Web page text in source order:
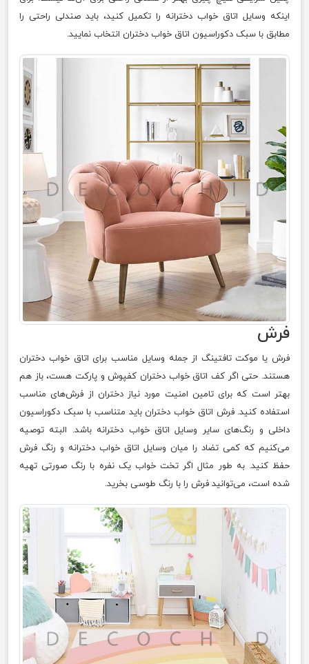
اینکه وسایل اتاق خواب دخترانه را تکمیل کنید، باید صندلی راحتی را
مطابق با سبک دکوراسیون اتاق خواب دختران انتخاب نمایید.
فرش
فرش یا موکت تافتینگ از جمله وسایل مناسب برای اتاق خواب دختران
هستند. حتی اگر کف اتاق خواب دختران کفپوش و پارکت هست، باز هم
بهتر است که برای تامین امنیت مورد نیاز دختران از فرش‌های مناسب
استفاده کنید. فرش اتاق خواب دختران باید متناسب با سبک دکوراسیون
داخلی و رنگ‌های سایر وسایل اتاق خواب دخترانه باشد. البته توصیه
می‌کنیم که کمی تضاد را میان وسایل اتاق خواب دخترانه و رنگ فرش
حفظ کنید. به طور مثال اگر تخت خواب یک نفره با رنگ صورتی تهیه
شده است، می‌توانید فرش را با رنگ طوسی بخرید.